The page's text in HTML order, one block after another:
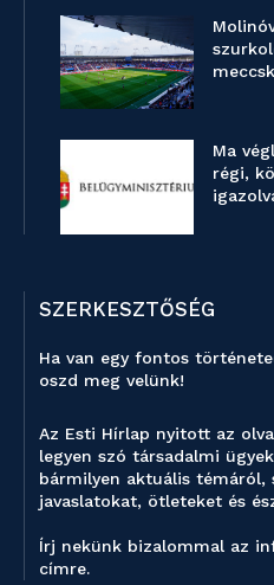
Ma
régi,
SZERKESZTŐSÉG
Ha van egy fontos
oszd meg velünk!
Az Esti Hírlap nyitott az
legyen szó társadalmi
bármilyen aktuális témáról,
javaslatokat, ötleteket és
Írj nekünk bizalommal az
címre.